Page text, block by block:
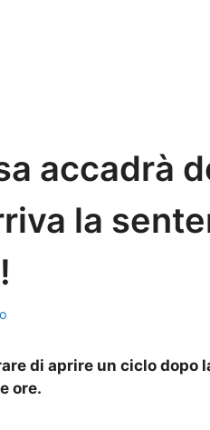
accadrà
la
di aprire un ciclo dopo
ore.